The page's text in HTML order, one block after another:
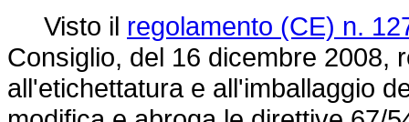
Visto il regolamento (CE) n.
Consiglio, del 16 dicembre 2008,
all'etichettatura e all'imballaggio